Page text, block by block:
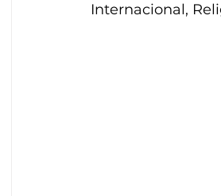
Internacional,